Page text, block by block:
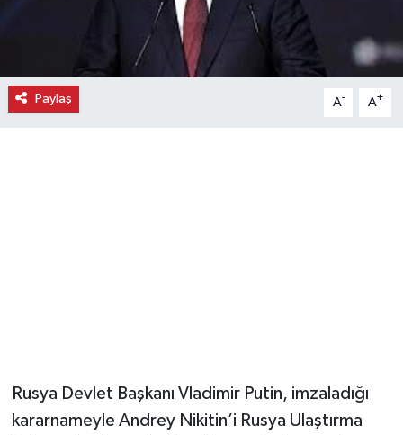
Paylaş A- A+
Rusya Devlet Başkanı Vladimir Putin, imzaladığı
kararnameyle Andrey Nikitin’i Rusya Ulaştırma
Haber
Seri İlan